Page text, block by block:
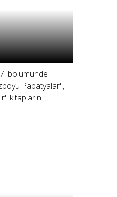
bölümünde
Papatyalar",
kitaplarını